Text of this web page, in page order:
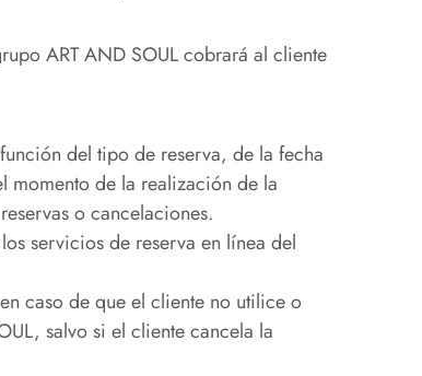
ART AND SOUL cobrará al cliente
del tipo de reserva, de la fecha
momento de la realización de la
o cancelaciones.
servicios de reserva en línea del
caso de que el cliente no utilice o
salvo si el cliente cancela la